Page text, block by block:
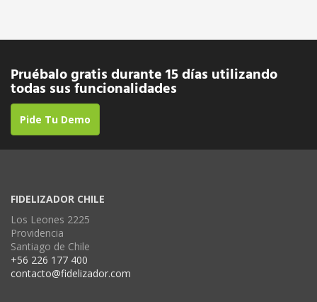
Pruébalo gratis durante 15 días utilizando
todas sus funcionalidades
Pide Tu Demo
FIDELIZADOR CHILE
Los Leones 2225
Providencia
Santiago de Chile
+56 226 177 400
contacto@fidelizador.com